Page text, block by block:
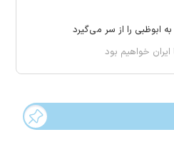
ابوظبی را از سر می‌گیرد
خواهیم بود